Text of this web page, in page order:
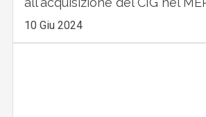
10 Giu 2024